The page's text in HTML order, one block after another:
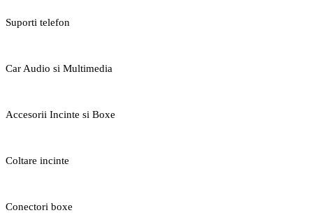
Suporti telefon
Car Audio si Multimedia
Accesorii Incinte si Boxe
Coltare incinte
Conectori boxe